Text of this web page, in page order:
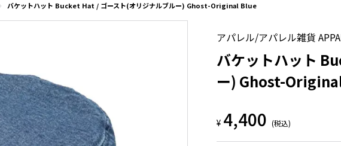
バケットハット Bucket Hat / ゴースト(オリジナルブルー) Ghost-Original Blue
アパレル/アパレル雑貨
バケットハット
ー) Ghost-
¥ 4,400 (税込)